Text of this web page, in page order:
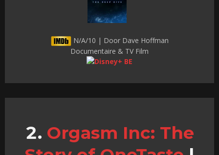
N/A/10 | Door Dave Hoffman
Documentaire & TV Film
Orgasm Inc: The